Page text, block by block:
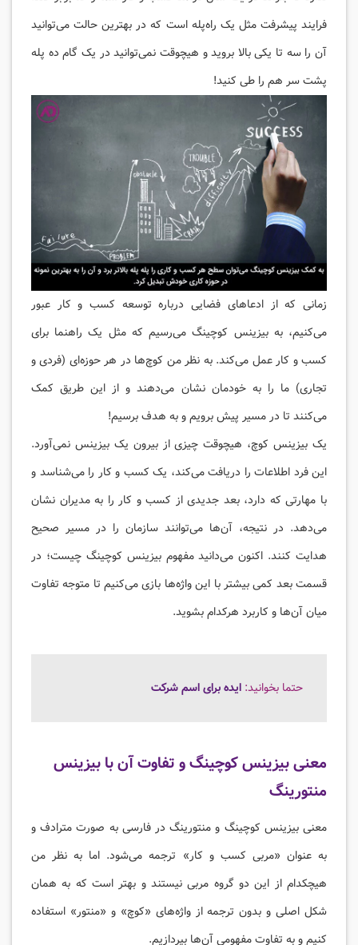
فرایند پیشرفت مثل یک راه‌پله است که در بهترین حالت می‌توانید
آن را سه تا یکی بالا بروید و هیچوقت نمی‌توانید در یک گام ده پله
پشت سر هم را طی کنید!
زمانی که از ادعاهای فضایی درباره توسعه کسب و کار عبور
می‌کنیم، به بیزینس کوچینگ می‌رسیم که مثل یک راهنما برای
کسب و کار عمل می‌کند. به نظر من کوچ‌ها در هر حوزه‌ای (فردی و
تجاری) ما را به خودمان نشان می‌دهند و از این طریق کمک
می‌کنند تا در مسیر پیش برویم و به هدف برسیم!
یک بیزینس کوچ، هیچوقت چیزی از بیرون یک بیزینس نمی‌آورد.
این فرد اطلاعات را دریافت می‌کند، یک کسب و کار را می‌شناسد و
با مهارتی که دارد، بعد جدیدی از کسب و کار را به مدیران نشان
می‌دهد. در نتیجه، آن‌ها می‌توانند سازمان را در مسیر صحیح
هدایت کنند. اکنون می‌دانید مفهوم بیزینس کوچینگ چیست؛ در
قسمت بعد کمی بیشتر با این واژه‌ها بازی می‌کنیم تا متوجه تفاوت
میان آن‌ها و کاربرد هرکدام بشوید.
حتما بخوانید: ایده برای اسم شرکت
معنی بیزینس کوچینگ و تفاوت آن با بیزینس
منتورینگ
معنی بیزینس کوچینگ و منتورینگ در فارسی به صورت مترادف و
به عنوان «مربی کسب و کار» ترجمه می‌شود. اما به نظر من
هیچکدام از این دو گروه مربی نیستند و بهتر است که به همان
شکل اصلی و بدون ترجمه از واژه‌های «کوچ» و «منتور» استفاده
کنیم و به تفاوت مفهومی آن‌ها بپردازیم.